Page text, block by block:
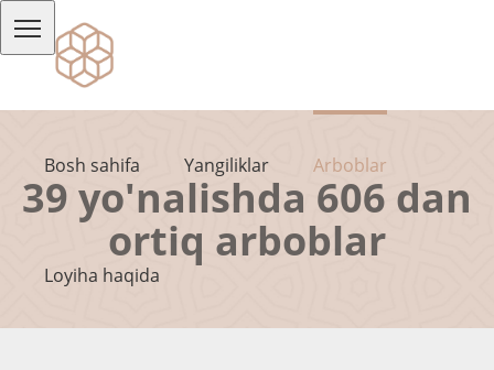
Bosh sahifa Yangiliklar Arboblar
Loyiha haqida
39 yo'nalishda 606 dan
ortiq arboblar